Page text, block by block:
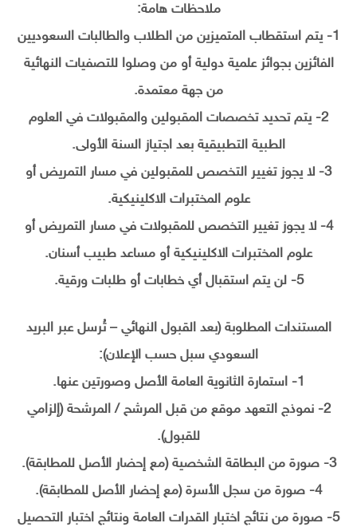
ملاحظات هامة:
1- يتم استقطاب المتميزين من الطلاب والطالبات السعوديين
الفائزين بجوائز علمية دولية أو من وصلوا للتصفيات النهائية
من جهة معتمدة.
2- يتم تحديد تخصصات المقبولين والمقبولات في العلوم
الطبية التطبيقية بعد اجتياز السنة الأولى.
3- لا يجوز تغيير التخصص للمقبولين في مسار التمريض أو
علوم المختبرات الاكلينيكية.
4- لا يجوز تغيير التخصص للمقبولات في مسار التمريض أو
علوم المختبرات الاكلينيكية أو مساعد طبيب أسنان.
5- لن يتم استقبال أي خطابات أو طلبات ورقية.
المستندات المطلوبة (بعد القبول النهائي – تُرسل عبر البريد
السعودي سبل حسب الإعلان):
1- استمارة الثانوية العامة الأصل وصورتين عنها.
2- نموذج التعهد موقع من قبل المرشح / المرشحة (إلزامي
للقبول).
3- صورة من البطاقة الشخصية (مع إحضار الأصل للمطابقة).
4- صورة من سجل الأسرة (مع إحضار الأصل للمطابقة).
5- صورة من نتائج اختبار القدرات العامة ونتائج اختبار التحصيل